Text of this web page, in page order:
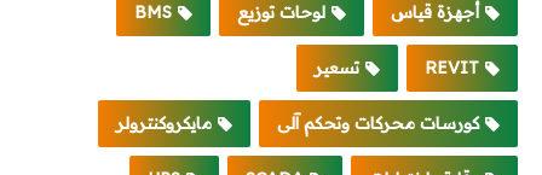
أجهزة قياس لوحات توزيع BMS
REVIT تسعير
كورسات محركات وتحكم آلى مايكروكنترولر